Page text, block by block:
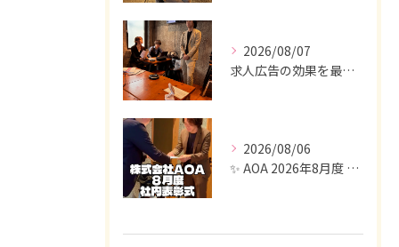
2026/08/07
求人広告の効果を最大化するために最も重要なのは、掲載タイミン...
2026/08/06
✨ AOA 2026年8月度 表彰式レポート ✨